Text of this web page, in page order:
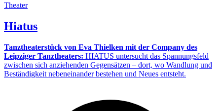
Theater
Hiatus
Tanztheaterstück von Eva Thielken mit der Company des
Leipziger Tanztheaters: HIATUS untersucht das Spannungsfeld
zwischen sich anziehenden Gegensätzen – dort, wo Wandlung und
Beständigkeit nebeneinander bestehen und Neues entsteht.